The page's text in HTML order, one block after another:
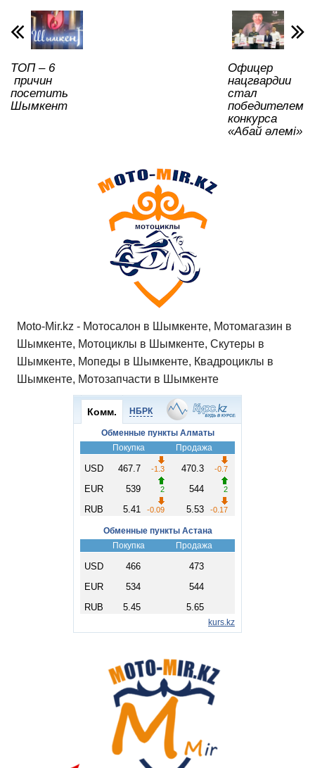
p
p
o
o
k
и
ть
ТОП – 6
причин
посетить
Шымкент
Офицер
нацгвардии
стал
победителем
конкурса
«Абай әлемі»
Moto-Mir.kz - Мотосалон в Шымкенте, Мотомагазин в
Шымкенте, Мотоциклы в Шымкенте, Скутеры в
Шымкенте, Мопеды в Шымкенте, Квадроциклы в
Шымкенте, Мотозапчасти в Шымкенте